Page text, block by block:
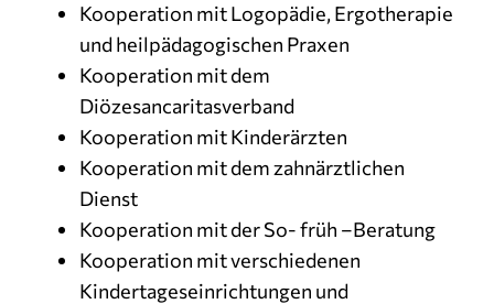
Kooperation mit Logopädie, Ergotherapie
und heilpädagogischen Praxen
Kooperation mit dem
Diözesancaritasverband
Kooperation mit Kinderärzten
Kooperation mit dem zahnärztlichen
Dienst
Kooperation mit der So- früh –Beratung
Kooperation mit verschiedenen
Kindertageseinrichtungen und